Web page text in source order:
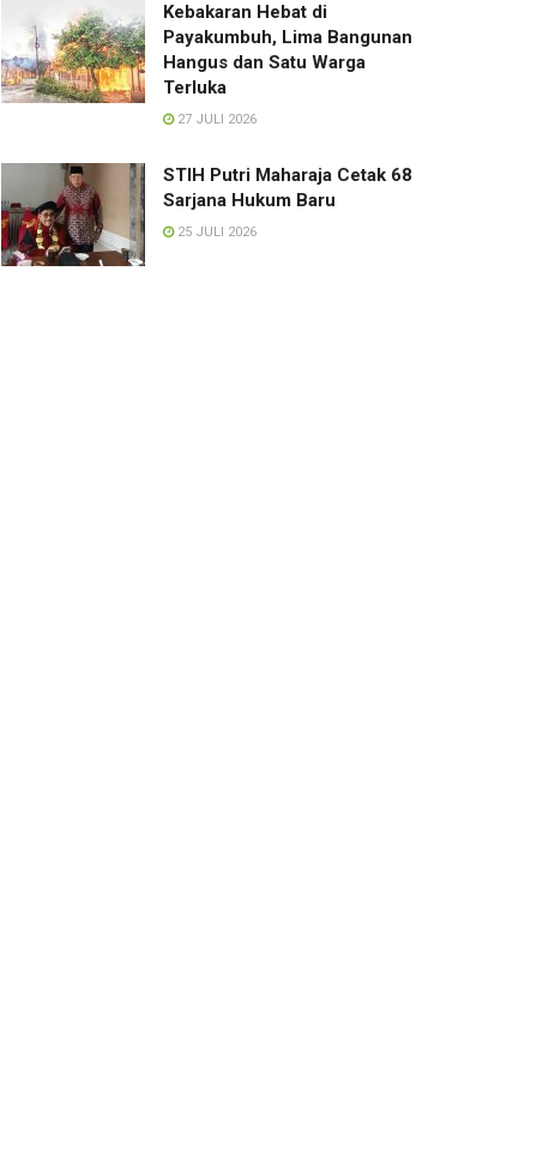
Kebakaran Hebat di
Payakumbuh, Lima Bangunan
Hangus dan Satu Warga
Terluka
27 JULI 2026
STIH Putri Maharaja Cetak 68
Sarjana Hukum Baru
25 JULI 2026